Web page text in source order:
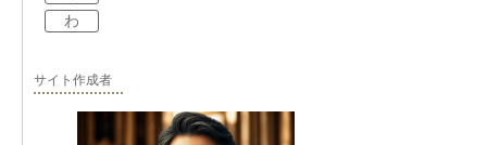
わ
サイト作成者